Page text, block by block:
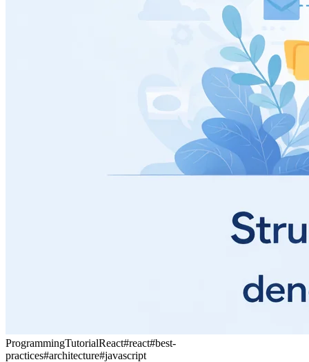
ProgrammingTutorialReact#react#best-
practices#architecture#javascript